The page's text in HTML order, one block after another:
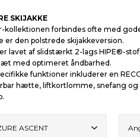
SKIJAKKE
kollektionen forbindes ofte med
er den polstrede skijakkeversion.
lavet af slidstærkt 2-lags HIPE®-
med optimeret åndbarhed.
funktioner inkluderer en
hætte, liftkortlomme, snefang